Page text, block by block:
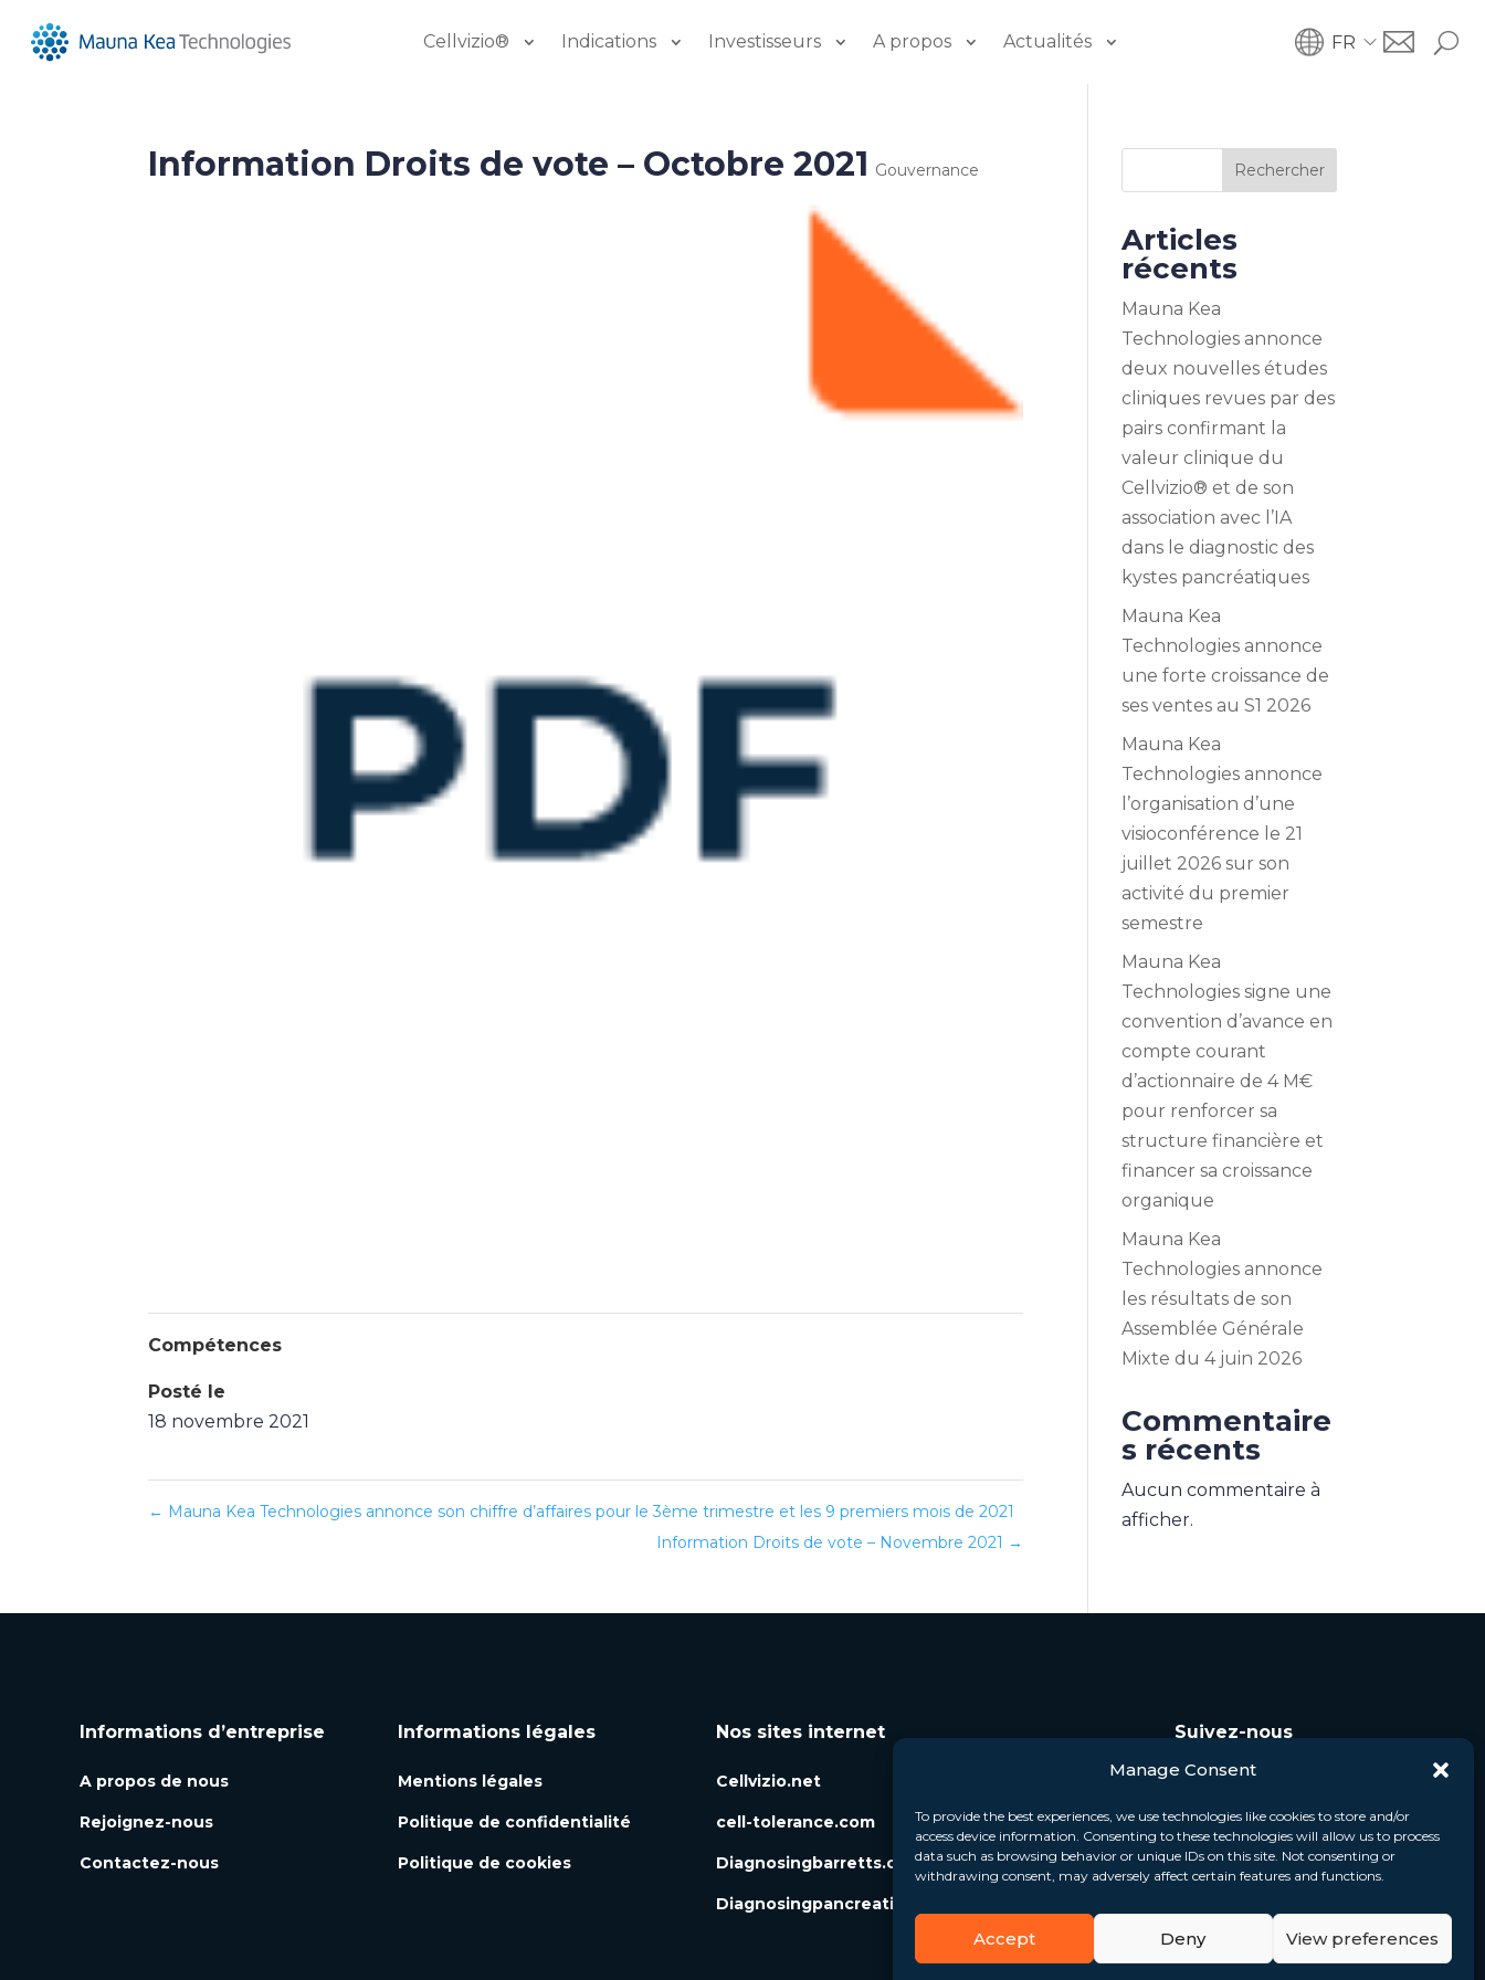
Manage Consent
To provide the best experiences, we use technologies like cookies to store and/or
access device information. Consenting to these technologies will allow us to process
data such as browsing behavior or unique IDs on this site. Not consenting or
withdrawing consent, may adversely affect certain features and functions.
Accept Deny View preferences
Cellvizio® Indications Investisseurs A propos Actualités FR
Information Droits de vote – Octobre 2021 Gouvernance
Compétences
Posté le
18 novembre 2021
← Mauna Kea Technologies annonce son chiffre d’affaires pour le 3ème trimestre et les 9 premiers mois de 2021
Information Droits de vote – Novembre 2021 →
Rechercher
Articles
récents
Mauna Kea
Technologies annonce
deux nouvelles études
cliniques revues par des
pairs confirmant la
valeur clinique du
Cellvizio® et de son
association avec l’IA
dans le diagnostic des
kystes pancréatiques
Mauna Kea
Technologies annonce
une forte croissance de
ses ventes au S1 2026
Mauna Kea
Technologies annonce
l’organisation d’une
visioconférence le 21
juillet 2026 sur son
activité du premier
semestre
Mauna Kea
Technologies signe une
convention d’avance en
compte courant
d’actionnaire de 4 M€
pour renforcer sa
structure financière et
financer sa croissance
organique
Mauna Kea
Technologies annonce
les résultats de son
Assemblée Générale
Mixte du 4 juin 2026
Commentaire
s récents
Aucun commentaire à
afficher.
Informations d’entreprise
A propos de nous
Rejoignez-nous
Contactez-nous
Informations légales
Mentions légales
Politique de confidentialité
Politique de cookies
Nos sites internet
Cellvizio.net
cell-tolerance.com
Diagnosingbarretts.org
Diagnosingpancreaticcysts.org
Suivez-nous